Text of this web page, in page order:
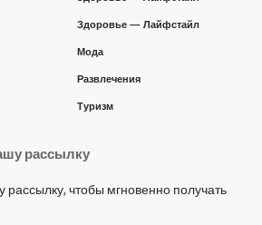
Здоровье — Лайфстайл
Мода
Развлечения
Туризм
рассылку
чтобы мгновенно получать